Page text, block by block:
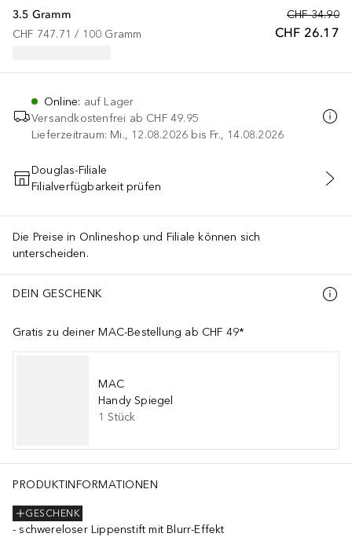
CHF 34.90
CHF 26.17
3.5 Gramm
CHF 747.71 / 100 Gramm
Online: auf Lager
Versandkostenfrei ab CHF 49.95
Lieferzeitraum: Mi., 12.08.2026 bis Fr., 14.08.2026
IN DEN WARENKORB
Douglas-Filiale
Filialverfügbarkeit prüfen
Die Preise in Onlineshop und Filiale können sich
unterscheiden.
DEIN GESCHENK
Gratis zu deiner MAC-Bestellung ab CHF 49*
MAC
Handy Spiegel
1 Stück
PRODUKTINFORMATIONEN
GESCHENK
schwereloser Lippenstift mit Blurr-Effekt